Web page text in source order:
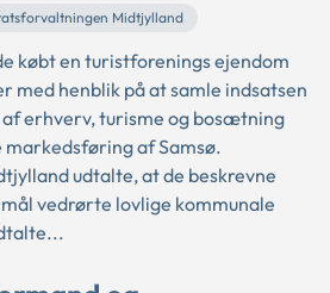
Midtjylland
købt en turistforenings ejendom
med henblik på at samle indsatsen
erhverv, turisme og bosætning
af Samsø.
udtalte, at de beskrevne
vedrørte lovlige kommunale